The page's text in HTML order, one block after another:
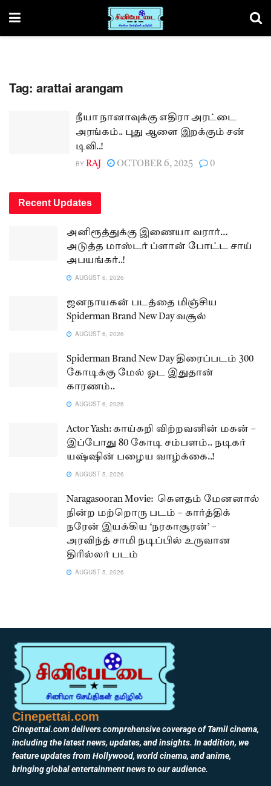
Tag: arattai arangam
நீயா நானாவுக்கு எதிரா அரட்டை
அரங்கம்.. புது ஆளை இறக்கும் சன்
டிவி..!
BY RAJ OCTOBER 6, 2025 0
Recent Updates
அனிரூத்துக்கு இணையா வரார்…
அடுத்த மாஸ்டர் ப்ளான் போட்ட சாய்
அபயங்கர்..!
AUGUST 6, 2026
ஜனநாயகன் படத்தை மிஞ்சிய
Spiderman Brand New Day வசூல்
AUGUST 6, 2026
Spiderman Brand New Day திரைப்படம் 300
கோடிக்கு மேல் ஓட இதுதான்
காரணம்..
AUGUST 6, 2026
Actor Yash: காய்கறி விற்றவனின் மகன் –
இப்போது 80 கோடி சம்பளம்.. நடிகர்
யஷ்ஷின் பழைய வாழ்க்கை..!
AUGUST 5, 2026
Naragasooran Movie: கௌதம் மேனனால்
நின்ற மற்றொரு படம் – கார்த்திக்
நரேன் இயக்கிய ‘நரகாசூரன்’ –
அரவிந்த் சாமி நடிப்பில் உருவான
திரில்லர் படம்
AUGUST 5, 2026
Cinepettai.com
Cinepettai.com delivers comprehensive coverage of Tamil cinema,
including the latest news, updates, and insights. In addition, we
feature updates from Hollywood, world cinema, and anime,
bringing global entertainment news to our audience.